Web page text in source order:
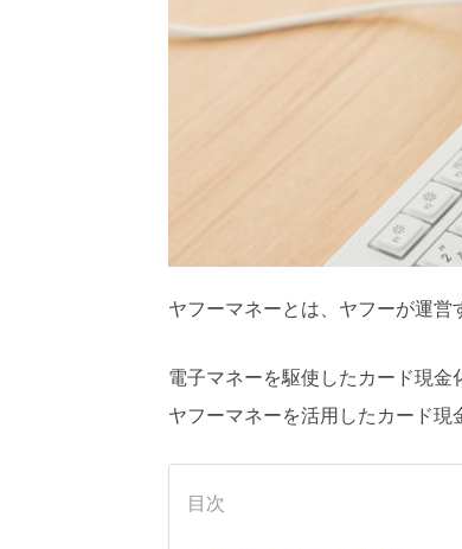
ヤフーマネーとは、ヤフーが運営
電子マネーを駆使したカード現金
ヤフーマネーを活用したカード現
目次